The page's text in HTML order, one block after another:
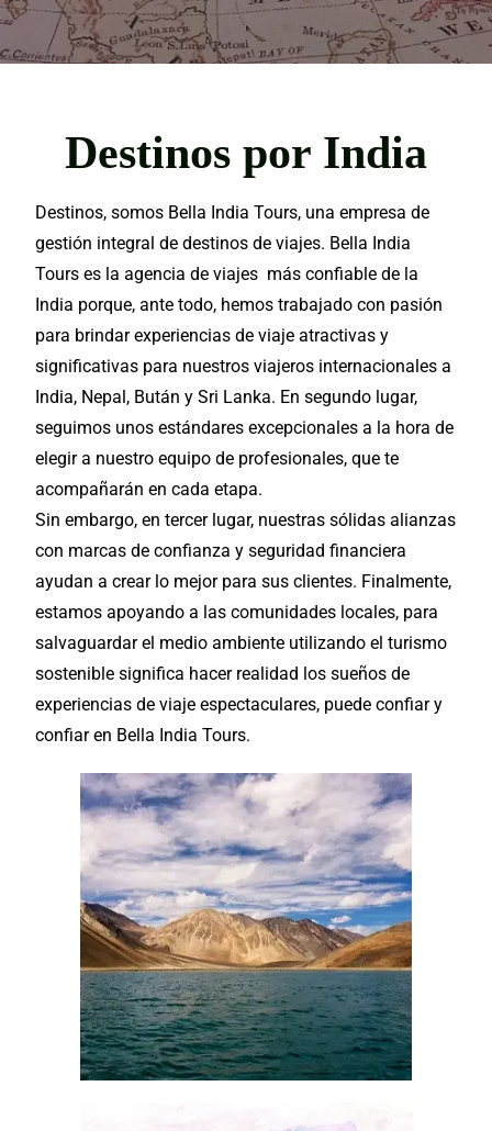
Destinos por India
Destinos, somos Bella IndiaTours, una empresa de
gestión integral de destinos de viajes. Bella India
Tours es laagencia deviajes más confiable de la
India porque, ante todo, hemos trabajado con pasión
para brindarexperiencias de viaje atractivas y
significativas para nuestros viajeros internacionales a
India, Nepal, Bután y Sri Lanka. En segundo lugar,
seguimos unos estándares excepcionales a la hora de
elegir a nuestroequipo de profesionales, que te
acompañarán en cada etapa.
Sin embargo, en tercer lugar, nuestras sólidas alianzas
con marcas de confianza y seguridad financiera
ayudan a crear lo mejor para sus clientes. Finalmente,
estamos apoyando a las comunidades locales, para
salvaguardar el medio ambiente utilizando elturismo
sostenible significa hacer realidad los sueños de
experiencias de viaje espectaculares, puede confiar y
confiar en Bella India Tours.